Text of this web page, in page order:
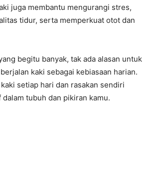
juga membantu mengurangi stres,
tidur, serta memperkuat otot dan
begitu banyak, tak ada alasan untuk
kaki sebagai kebiasaan harian.
setiap hari dan rasakan sendiri
tubuh dan pikiran kamu.